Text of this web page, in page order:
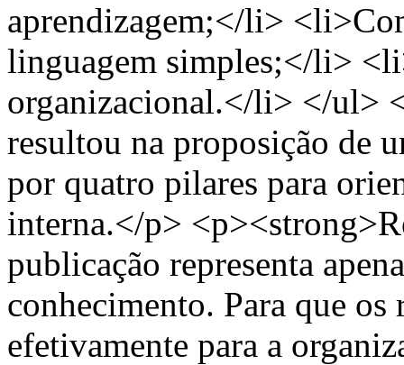
aprendizagem;</li>
linguagem simples;</li>
organizacional.</li> </ul>
resultou na proposição de
por quatro pilares para
interna.</p>
publicação representa
conhecimento. Para que
efetivamente para a